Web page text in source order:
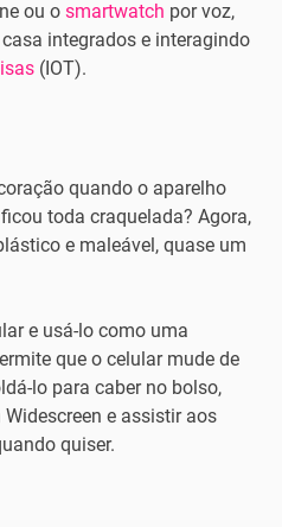
ou o smartwatch por voz,
integrados e interagindo
(IOT).
quando o aparelho
toda craquelada? Agora,
e maleável, quase um
e usá-lo como uma
que o celular mude de
lo para caber no bolso,
e assistir aos
quiser.